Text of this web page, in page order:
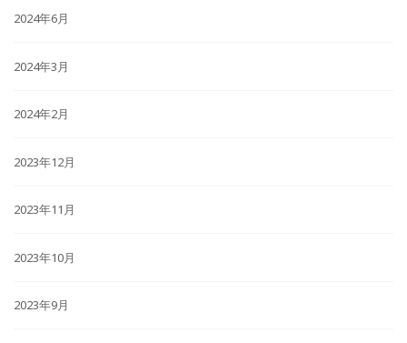
2024年6月
2024年3月
2024年2月
2023年12月
2023年11月
2023年10月
2023年9月